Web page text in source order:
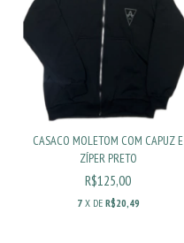
CASACO MOLETOM COM CAPUZ E
ZÍPER PRETO
R$125,00
7 X DE R$20,49